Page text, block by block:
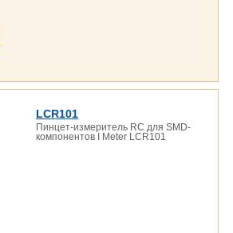
LCR101
Пинцет-измеритель RС для SMD-
компонентов I Meter LCR101